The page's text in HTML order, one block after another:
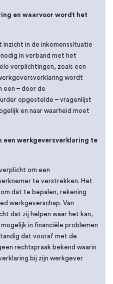
en waarvoor wordt het
in de inkomenssituatie
in verband met het
verplichtingen, zoals een
wordt
een – door de
opgestelde – vragenlijst
en naar waarheid moet
een werkgeversverklaring te
om een
te verstrekken. Het
dat te bepalen, rekening
werkgeverschap. Van
dat zij helpen waar het kan,
in financiële problemen
dat vooraf met de
rechtspraak bekend waarin
bij zijn werkgever